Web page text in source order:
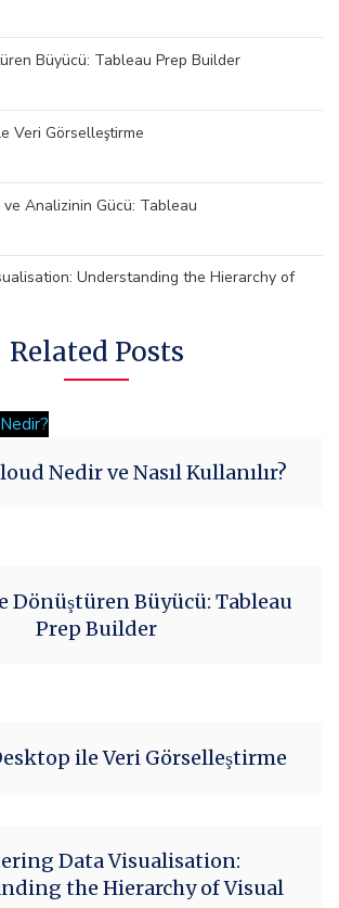
Büyücü: Tableau Prep Builder
Veri Görselleştirme
Analizinin Gücü: Tableau
Understanding the Hierarchy of
Related Posts
Nedir ve Nasıl Kullanılır?
Dönüştüren Büyücü: Tableau
Prep Builder
ile Veri Görselleştirme
Data Visualisation:
the Hierarchy of Visual